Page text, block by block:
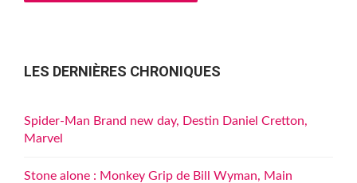
LES DERNIÈRES CHRONIQUES
Spider-Man Brand new day, Destin Daniel Cretton,
Marvel
Stone alone : Monkey Grip de Bill Wyman, Main